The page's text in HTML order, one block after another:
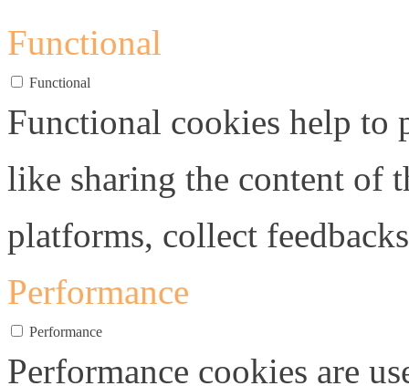
Functional
Functional
Functional cookies help to
like sharing the content of
platforms, collect
Performance
Performance
Performance cookies are